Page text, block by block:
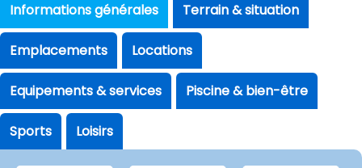
Informations générales Terrain & situation
Emplacements Locations
Equipements & services Piscine & bien-être
Sports Loisirs